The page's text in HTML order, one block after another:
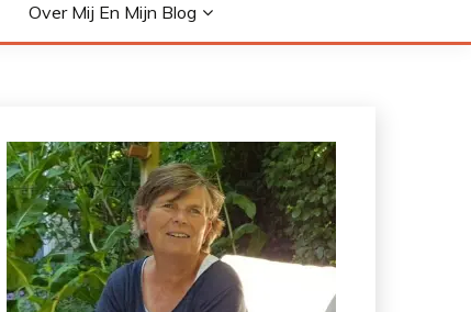
Over Mij En Mijn Blog